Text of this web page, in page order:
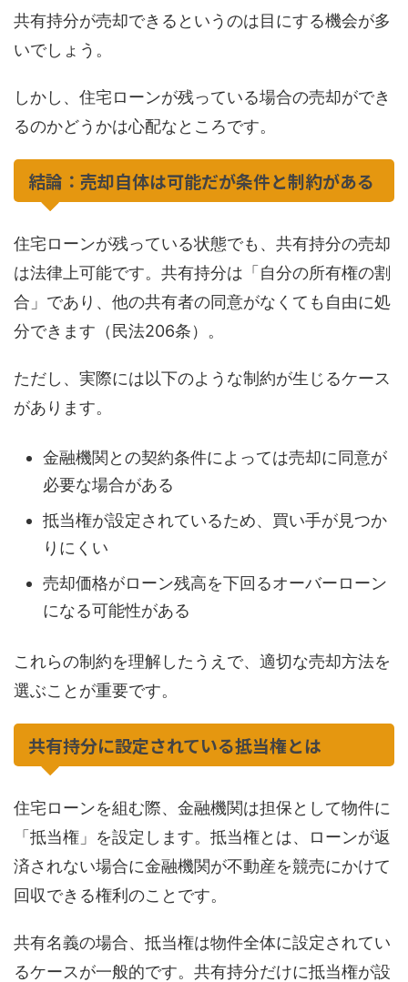
共有持分が売却できるというのは目にする機会が多
いでしょう。
しかし、住宅ローンが残っている場合の売却ができ
るのかどうかは心配なところです。
結論：売却自体は可能だが条件と制約がある
住宅ローンが残っている状態でも、共有持分の売却
は法律上可能です。共有持分は「自分の所有権の割
合」であり、他の共有者の同意がなくても自由に処
分できます（民法206条）。
ただし、実際には以下のような制約が生じるケース
があります。
金融機関との契約条件によっては売却に同意が
必要な場合がある
抵当権が設定されているため、買い手が見つか
りにくい
売却価格がローン残高を下回るオーバーローン
になる可能性がある
これらの制約を理解したうえで、適切な売却方法を
選ぶことが重要です。
共有持分に設定されている抵当権とは
住宅ローンを組む際、金融機関は担保として物件に
「抵当権」を設定します。抵当権とは、ローンが返
済されない場合に金融機関が不動産を競売にかけて
回収できる権利のことです。
共有名義の場合、抵当権は物件全体に設定されてい
るケースが一般的です。共有持分だけに抵当権が設